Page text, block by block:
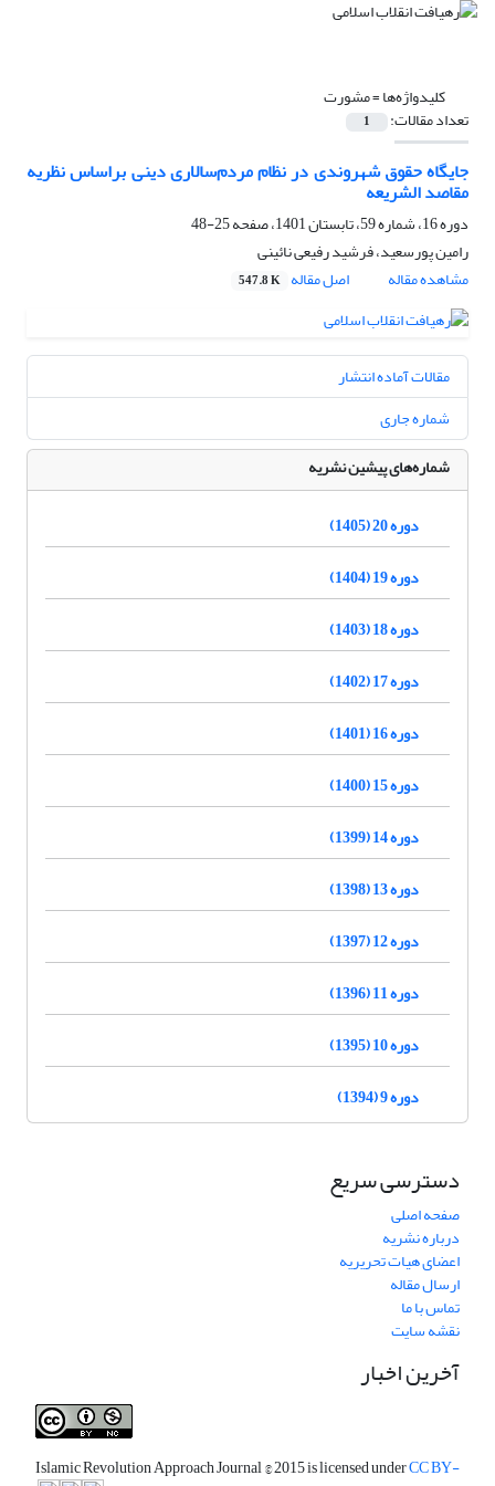
کلیدواژه‌ها =مشورت
تعداد مقالات: 1
جایگاه حقوق شهروندی در نظام مردم‌سالاری دینی براساس نظریه
مقاصد الشریعه
دوره 16، شماره 59، تابستان 1401، صفحه
25-48
رامین پورسعید، فرشید رفیعی نائینی
مشاهده مقاله
اصل مقاله 547.8 K
مقالات آماده انتشار
شماره جاری
شماره‌های پیشین نشریه
دوره 20 (1405)
دوره 19 (1404)
دوره 18 (1403)
دوره 17 (1402)
دوره 16 (1401)
دوره 15 (1400)
دوره 14 (1399)
دوره 13 (1398)
دوره 12 (1397)
دوره 11 (1396)
دوره 10 (1395)
دوره 9 (1394)
دسترسی سریع
صفحه اصلی
درباره نشریه
اعضای هیات تحریریه
ارسال مقاله
تماس با ما
نقشه سایت
آخرین اخبار
Islamic Revolution Approach Journal© 2015 is licensed underCC BY-